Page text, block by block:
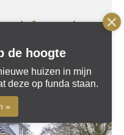
informatie »
de hoogte
huizen in mijn
deze op funda staan.
»